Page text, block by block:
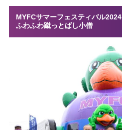
MYFCサマーフェスティバル2024
ふわふわ蹴っとばし小僧